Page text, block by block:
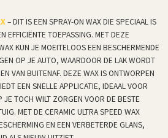
– DIT IS EEN SPRAY-ON WAX DIE SPECIAAL IS
EFFICIËNTE TOEPASSING. MET DEZE
KUN JE MOEITELOOS EEN BESCHERMENDE
OP JE AUTO, WAARDOOR DE LAK WORDT
VAN BUITENAF. DEZE WAX IS ONTWORPEN
EEN SNELLE APPLICATIE, IDEAAL VOOR
JE TOCH WILT ZORGEN VOOR DE BESTE
MET DE CERAMIC ULTRA SPEED WAX
EN EEN VERBETERDE GLANS,